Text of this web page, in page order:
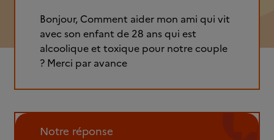
Bonjour, Comment aider mon ami qui vit
avec son enfant de 28 ans qui est
alcoolique et toxique pour notre couple
? Merci par avance
Notre réponse